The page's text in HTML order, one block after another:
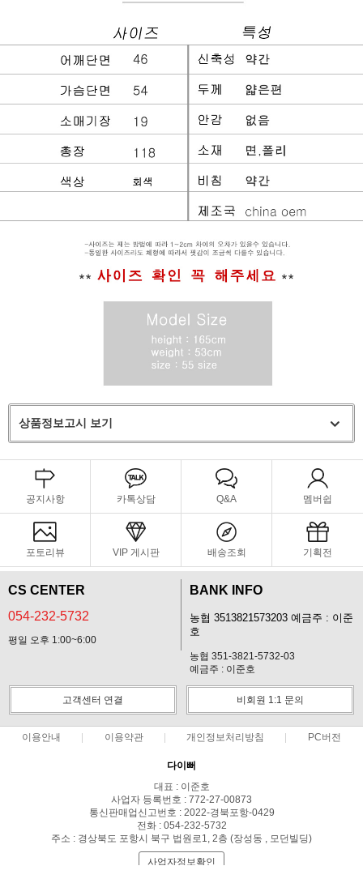
상품정보고시 보기
공지사항 카톡상담 Q&A 멤버쉽
포토리뷰 VIP 게시판 배송조회 기획전
CS CENTER
054-232-5732
평일 오후 1:00~6:00
BANK INFO
농협 3513821573203 예금주 : 이준
호
농협 351-3821-5732-03
예금주 : 이준호
고객센터 연결 비회원 1:1 문의
이용안내 이용약관 개인정보처리방침 PC버전
다이뻐
대표 : 이준호
사업자 등록번호 : 772-27-00873
통신판매업신고번호 : 2022-경북포항-0429
전화 : 054-232-5732
주소 : 경상북도 포항시 북구 법원로1, 2층 (장성동 , 모던빌딩)
사업자정보확인